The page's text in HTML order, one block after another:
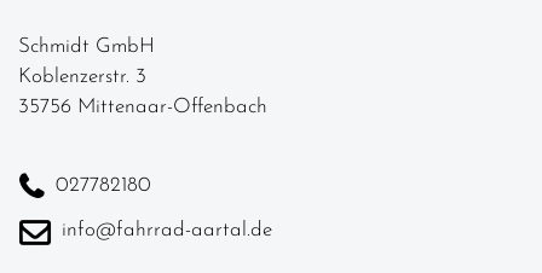
Schmidt GmbH
Koblenzerstr. 3
35756 Mittenaar-Offenbach
027782180
info@fahrrad-aartal.de